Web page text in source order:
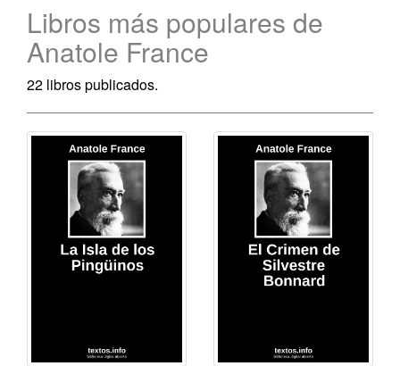
Libros más populares de
Anatole France
22 libros publicados.